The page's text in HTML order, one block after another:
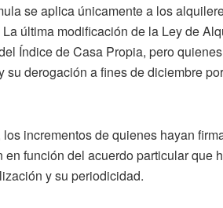
se aplica únicamente a los
última modificación de la Ley de
Índice de Casa Propia, pero
su derogación a fines de diciembre
los incrementos de quienes hayan
en función del acuerdo particular que
y su periodicidad.